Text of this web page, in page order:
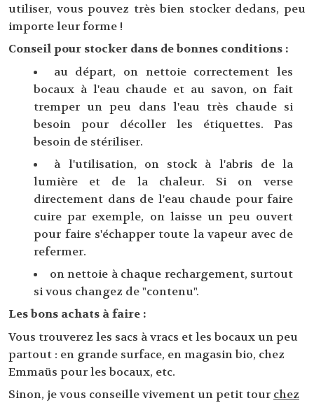
utiliser, vous pouvez très bien stocker dedans, peu
importe leur forme !
Conseil pour stocker dans de bonnes conditions :
au départ, on nettoie correctement les
bocaux à l'eau chaude et au savon, on fait
tremper un peu dans l'eau très chaude si
besoin pour décoller les étiquettes. Pas
besoin de stériliser.
à l'utilisation, on stock à l'abris de la
lumière et de la chaleur. Si on verse
directement dans de l'eau chaude pour faire
cuire par exemple, on laisse un peu ouvert
pour faire s'échapper toute la vapeur avec de
refermer.
on nettoie à chaque rechargement, surtout
si vous changez de "contenu".
Les bons achats à faire :
Vous trouverez les sacs à vracs et les bocaux un peu
partout : en grande surface, en magasin bio, chez
Emmaüs pour les bocaux, etc.
Sinon, je vous conseille vivement un petit tour chez